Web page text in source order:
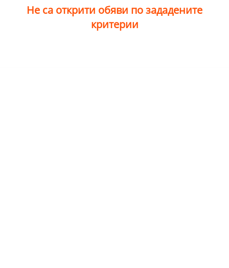
Не са открити обяви по зададените
критерии